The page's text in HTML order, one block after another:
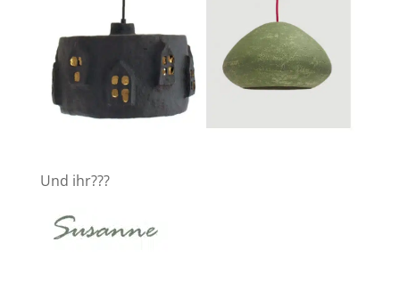
Und ihr???